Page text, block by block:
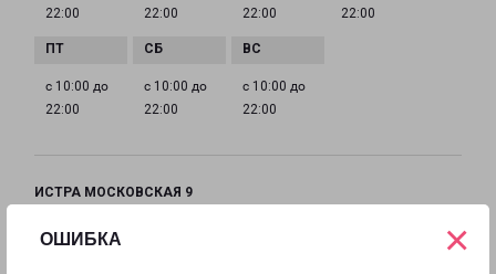
ОШИБКА ×
22:00
22:00
22:00
22:00
с 10:00 до
22:00
с 10:00 до
22:00
с 10:00 до
22:00
ИСТРА МОСКОВСКАЯ 9